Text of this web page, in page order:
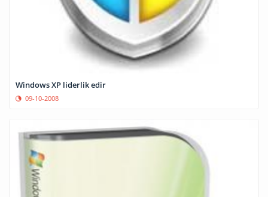
Windows XP liderlik edir
09-10-2008